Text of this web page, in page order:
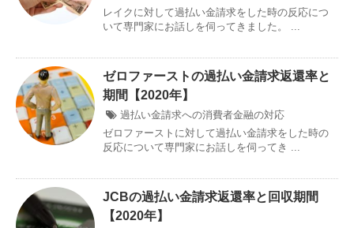
レイクに対して過払い金請求をした時の反応につ
いて専門家にお話しを伺ってきました。 ...
ゼロファーストの過払い金請求返還率と
期間【2020年】
過払い金請求への消費者金融の対応
ゼロファーストに対して過払い金請求をした時の
反応について専門家にお話しを伺ってき ...
JCBの過払い金請求返還率と回収期間
【2020年】